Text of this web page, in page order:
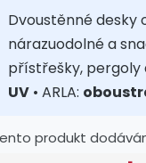
Dvoustěnné desky
nárazuodolné a
přístřešky, pergoly
UV • ARLA:
produkt